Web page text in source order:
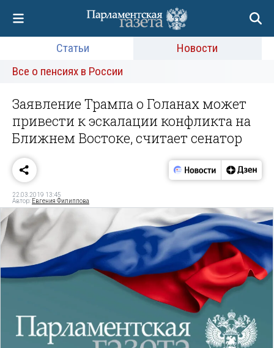
Статьи
Новости
Все о пенсиях в России
Заявление Трампа о Голанах может
привести к эскалации конфликта на
Ближнем Востоке, считает сенатор
22.03.2019 13:45
Автор: Евгения Филиппова